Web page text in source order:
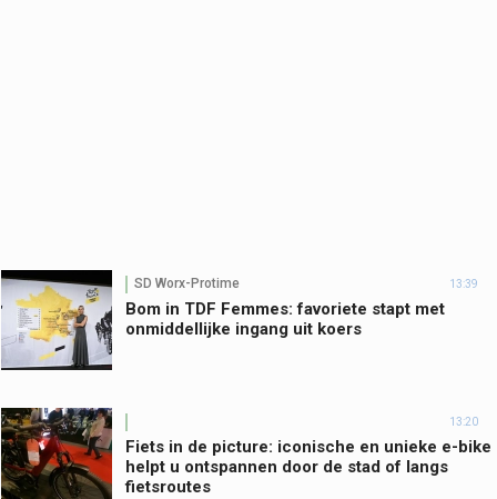
SD Worx-Protime 13:39
Bom in TDF Femmes: favoriete stapt met
onmiddellijke ingang uit koers
13:20
Fiets in de picture: iconische en unieke e-bike
helpt u ontspannen door de stad of langs
fietsroutes